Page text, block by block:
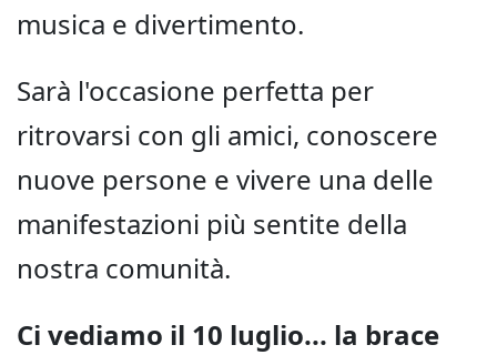
musica e divertimento.
Sarà l'occasione perfetta per
ritrovarsi con gli amici, conoscere
nuove persone e vivere una delle
manifestazioni più sentite della
nostra comunità.
Ci vediamo il 10 luglio... la brace